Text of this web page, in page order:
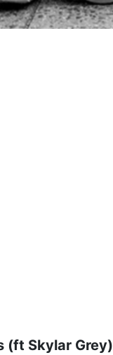
(ft Skylar Grey)